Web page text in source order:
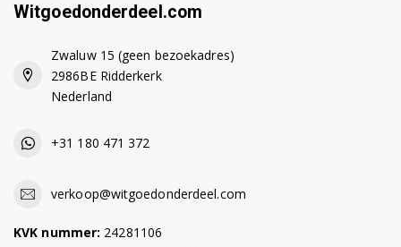
Witgoedonderdeel.com
Zwaluw 15 (geen bezoekadres)
2986BE Ridderkerk
Nederland
+31 180 471 372
verkoop@witgoedonderdeel.com
KVK nummer: 24281106